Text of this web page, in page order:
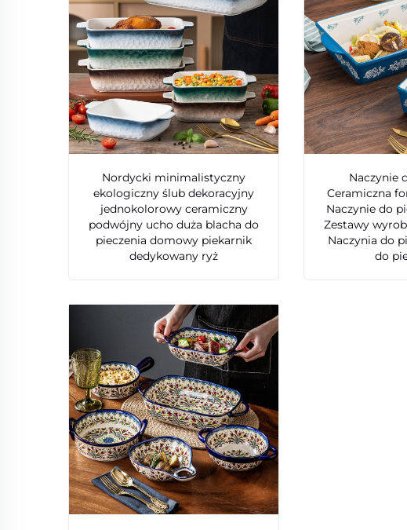
Nordycki minimalistyczny
ekologiczny ślub dekoracyjny
jednokolorowy ceramiczny
podwójny ucho duża blacha do
pieczenia domowy piekarnik
dedykowany ryż
Naczynie
Ceramiczna
Naczynie do
Zestawy
Naczynia do
do